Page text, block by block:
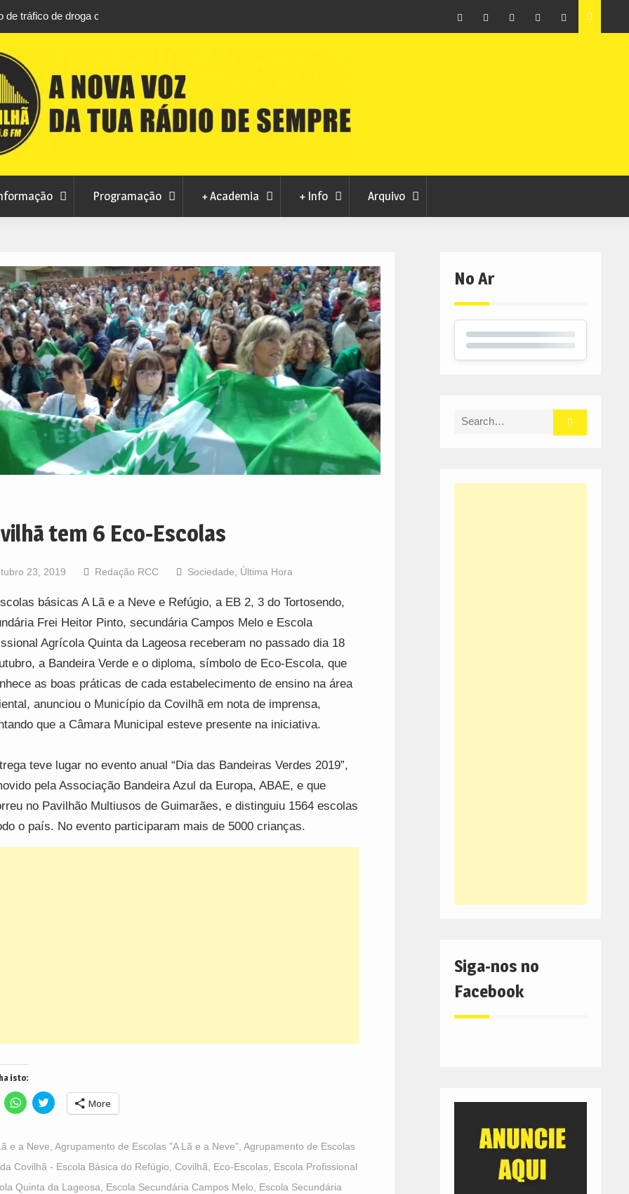
de droga com
fluvial este fim de semana
Município de Belmonte alerta para tentativa de fraude
em nome da autarquia
Programação + Academia + Info Arquivo
tem 6 Eco-Escolas
23, 2019 Redação RCC Sociedade Última Hora
básicas A Lã e a Neve e Refúgio, a EB 2, 3 do Tortosendo,
Frei Heitor Pinto, secundária Campos Melo e Escola
Agrícola Quinta da Lageosa receberam no passado dia 18
a Bandeira Verde e o diploma, símbolo de Eco-Escola, que
as boas práticas de cada estabelecimento de ensino na área
anunciou o Município da Covilhã em nota de imprensa,
que a Câmara Municipal esteve presente na iniciativa.
teve lugar no evento anual “Dia das Bandeiras Verdes 2019”,
pela Associação Bandeira Azul da Europa, ABAE, e que
no Pavilhão Multiusos de Guimarães, e distinguiu 1564 escolas
o país. No evento participaram mais de 5000 crianças.
isto:
Click
to
(Opens
new
window)
Click
to
share
(Opens
in
new
window)
More
e a Neve Agrupamento de Escolas "A Lã e a Neve", Agrupamento de Escolas
Covilhã - Escola Básica do Refúgio Covilhã Eco-Escolas, Escola Profissional
Quinta da Lageosa
Escola Secundária Campos Melo
Escola Secundária
No Ar
Search
Siga-nos no
Facebook